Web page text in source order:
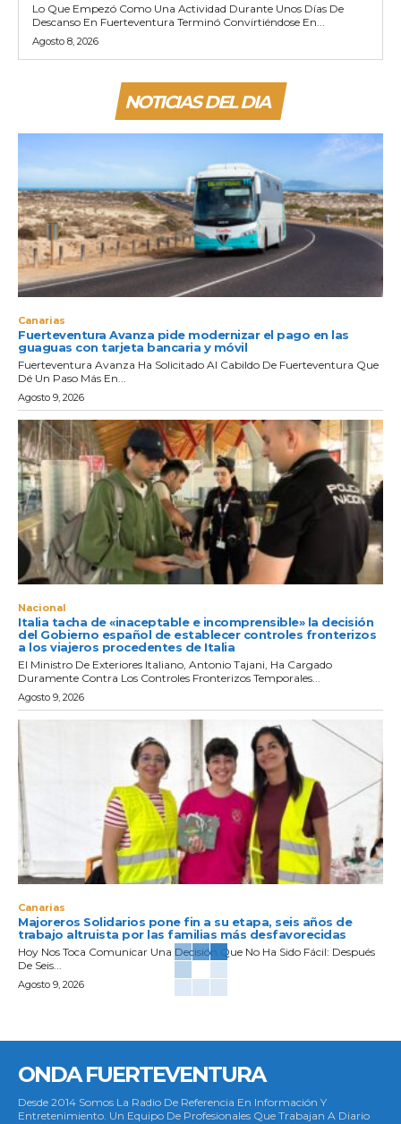
Lo Que Empezó Como Una Actividad Durante Unos Días De
Descanso En Fuerteventura Terminó Convirtiéndose En...
Agosto 8, 2026
NOTICIAS DEL DIA
Canarias
Fuerteventura Avanza pide modernizar el pago en las
guaguas con tarjeta bancaria y móvil
Fuerteventura Avanza Ha Solicitado Al Cabildo De Fuerteventura Que
Dé Un Paso Más En...
Agosto 9, 2026
Nacional
Italia tacha de «inaceptable e incomprensible» la decisión
del Gobierno español de establecer controles fronterizos
a los viajeros procedentes de Italia
El Ministro De Exteriores Italiano, Antonio Tajani, Ha Cargado
Duramente Contra Los Controles Fronterizos Temporales...
Agosto 9, 2026
Canarias
Majoreros Solidarios pone fin a su etapa, seis años de
trabajo altruista por las familias más desfavorecidas
Hoy Nos Toca Comunicar Una Decisión Que No Ha Sido Fácil: Después
De Seis...
Agosto 9, 2026
ONDA FUERTEVENTURA
Desde 2014 Somos La Radio De Referencia En Información Y
Entretenimiento. Un Equipo De Profesionales Que Trabajan A Diario